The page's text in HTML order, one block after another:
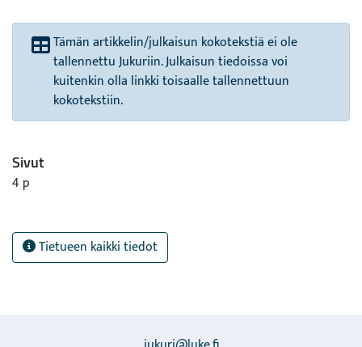
Tämän artikkelin/julkaisun kokotekstiä ei ole
tallennettu Jukuriin. Julkaisun tiedoissa voi
kuitenkin olla linkki toisaalle tallennettuun
kokotekstiin.
Sivut
4 p
Tietueen kaikki tiedot